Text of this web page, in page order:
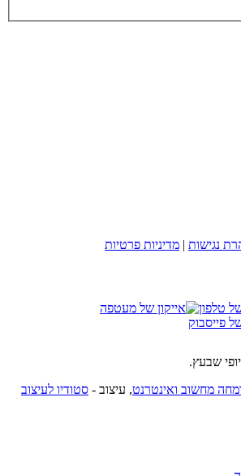
נגישות | מדיניות פרטיות
מחשוב ואינטרנט, עיצוב - סטודיו לעיצוב